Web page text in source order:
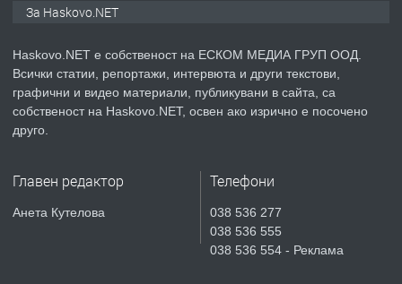
преди 4 дни
ПРЕДЛАГА
Продавам парцел в гр. Хасково кв.
СГЛОБЯВАНЕ НА МЕБЕЛИ.
За Haskovo.NET
Haskovo.NET е собственост на ЕСКОМ МЕДИА ГРУП ООД.
Всички статии, репортажи, интервюта и други текстови,
графични и видео материали, публикувани в сайта, са
собственост на Haskovo.NET, освен ако изрично е посочено
друго.
Главен редактор
Анета Кутелова
Телефони
038 536 277
038 536 555
038 536 554 - Реклама